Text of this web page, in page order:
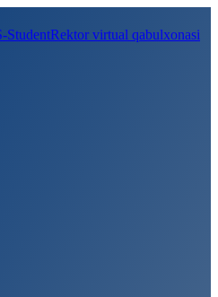
StudentRektor virtual qabulxonasi